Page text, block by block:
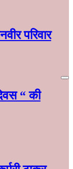
परिवार
“ की